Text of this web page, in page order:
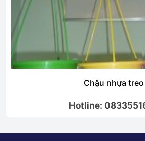
Chậu nhựa treo
Hotline: